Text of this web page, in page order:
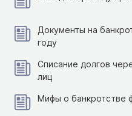
Документы на
году
Списание долгов
лиц
Мифы о банкротстве